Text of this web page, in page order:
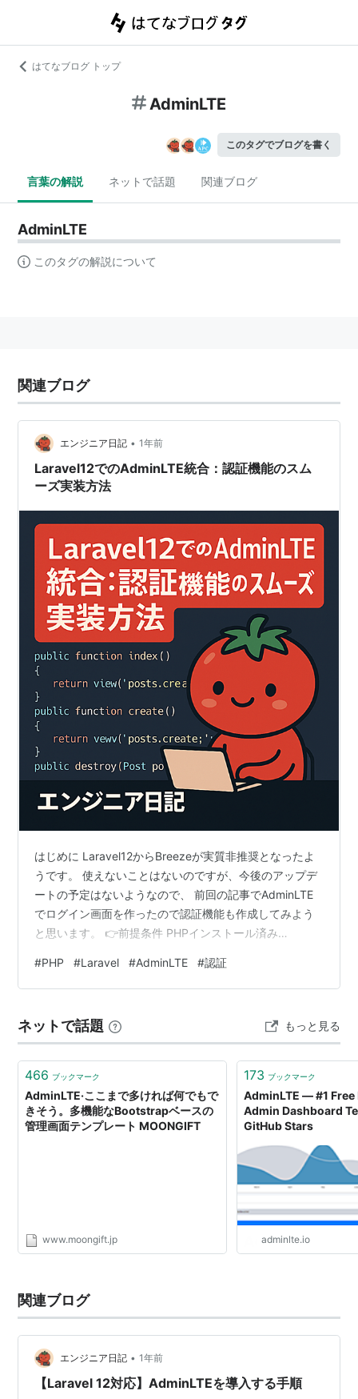
はてなブログ トップ
AdminLTE
このタグでブログを書く
言葉の解説 ネットで話題 関連ブログ
AdminLTE
このタグの解説について
関連ブログ
エンジニア日記 • 1年前
Laravel12でのAdminLTE統合：認証機能のスム
ーズ実装方法
はじめに Laravel12からBreezeが実質非推奨となったよ
うです。 使えないことはないのですが、今後のアップデ
ートの予定はないようなので、 前回の記事でAdminLTE
でログイン画面を作ったので認証機能も作成してみよう
と思います。 👉前提条件 PHPインストール済み
ウンロードは こちら） VisualstudioCodeインストール済
み（公式サイト） 1. Laravel12とAdminLTEをインストー
【Laravel 12対応】AdminLTEを導入する手…
#PHP #Laravel #AdminLTE #認証
ネットで話題 もっと見る
466 ブックマーク
AdminLTE·ここまで多ければ何でもで
きそう。多機能なBootstrapベースの
管理画面テンプレート MOONGIFT
www.moongift.jp
173 ブックマーク
AdminLTE — #1
Admin Dashboard
GitHub Stars
adminlte.io
関連ブログ
エンジニア日記 • 1年前
【Laravel 12対応】AdminLTEを導入する手順